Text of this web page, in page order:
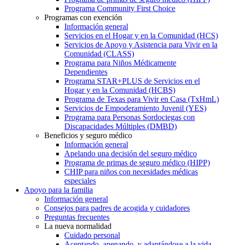
Programa Community First Choice
Programas con exención
Información general
Servicios en el Hogar y en la Comunidad (HCS)
Servicios de Apoyo y Asistencia para Vivir en la
Comunidad (CLASS)
Programa para Niños Médicamente
Dependientes
Programa STAR+PLUS de Servicios en el
Hogar y en la Comunidad (HCBS)
Programa de Texas para Vivir en Casa (TxHmL)
Servicios de Empoderamiento Juvenil (YES)
Programa para Personas Sordociegas con
Discapacidades Múltiples (DMBD)
Beneficios y seguro médico
Información general
Apelando una decisión del seguro médico
Programa de primas de seguro médico (HIPP)
CHIP para niños con necesidades médicas
especiales
Apoyo para la familia
Información general
Consejos para padres de acogida y cuidadores
Preguntas frecuentes
La nueva normalidad
Cuidado personal